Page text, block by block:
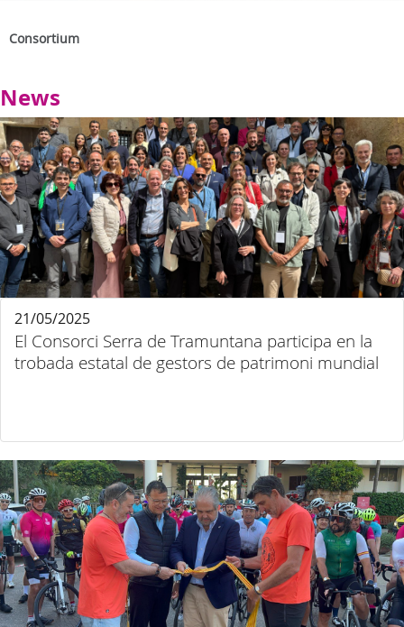
Consortium
News
El Consorci Serra de Tramuntana participa en la
trobada estatal de gestors de patrimoni mundial
21/05/2025